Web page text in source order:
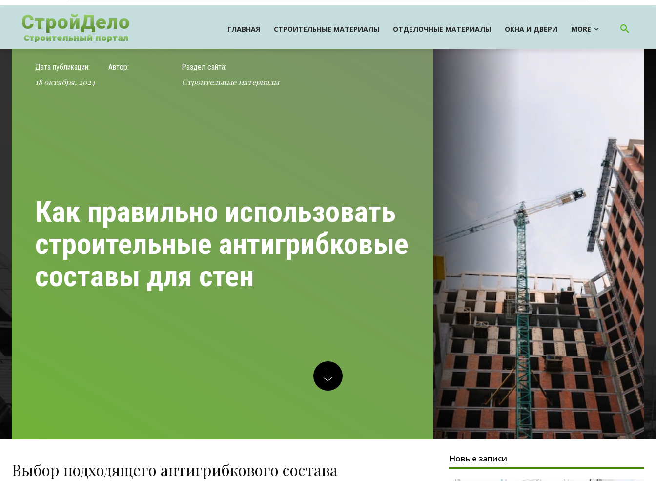
СтройДело
Строительный портал
ГЛАВНАЯ СТРОИТЕЛЬНЫЕ МАТЕРИАЛЫ ОТДЕЛОЧНЫЕ МАТЕРИАЛЫ ОКНА И ДВЕРИ MORE
Как правильно использовать
строительные антигрибковые
составы для стен
Дата публикации:
18 октября, 2024
Автор: Раздел сайта:
Строительные материалы
Выбор подходящего антигрибкового состава
Новые записи